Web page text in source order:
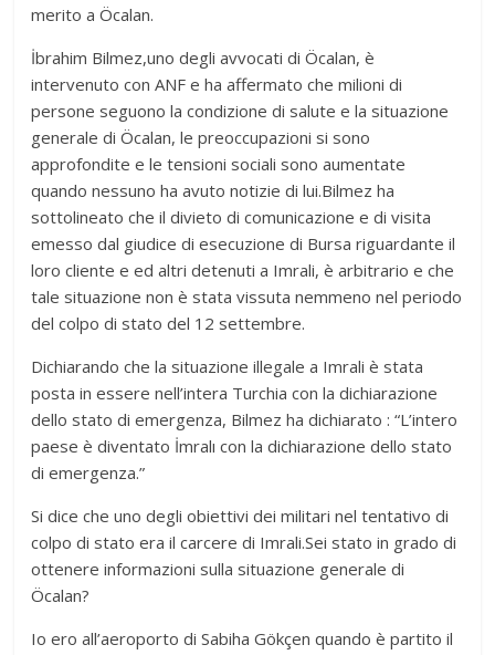
merito a Öcalan.
İbrahim Bilmez,uno degli avvocati di Öcalan, è
intervenuto con ANF e ha affermato che milioni di
persone seguono la condizione di salute e la situazione
generale di Öcalan, le preoccupazioni si sono
approfondite e le tensioni sociali sono aumentate
quando nessuno ha avuto notizie di lui.Bilmez ha
sottolineato che il divieto di comunicazione e di visita
emesso dal giudice di esecuzione di Bursa riguardante il
loro cliente e ed altri detenuti a Imrali, è arbitrario e che
tale situazione non è stata vissuta nemmeno nel periodo
del colpo di stato del 12 settembre.
Dichiarando che la situazione illegale a Imrali è stata
posta in essere nell’intera Turchia con la dichiarazione
dello stato di emergenza, Bilmez ha dichiarato : “L’intero
paese è diventato İmralı con la dichiarazione dello stato
di emergenza.”
Si dice che uno degli obiettivi dei militari nel tentativo di
colpo di stato era il carcere di Imrali.Sei stato in grado di
ottenere informazioni sulla situazione generale di
Öcalan?
Io ero all’aeroporto di Sabiha Gökçen quando è partito il